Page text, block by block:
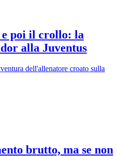
poi il crollo: la
alla Juventus
dell'allenatore croato sulla
brutto, ma se non